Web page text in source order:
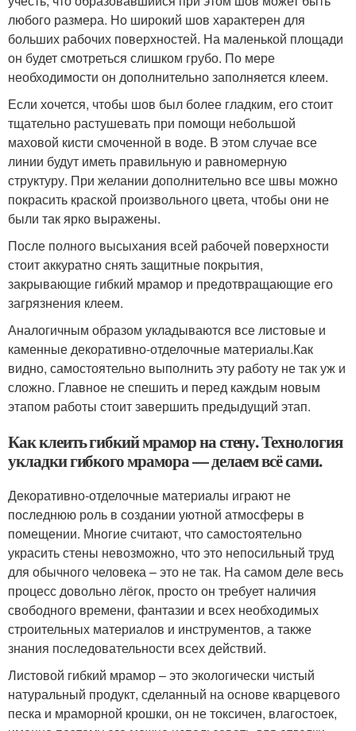
любого размера. Но широкий шов характерен для
больших рабочих поверхностей. На маленькой площади
он будет смотреться слишком грубо. По мере
необходимости он дополнительно заполняется клеем.
Если хочется, чтобы шов был более гладким, его стоит
тщательно растушевать при помощи небольшой
маховой кисти смоченной в воде. В этом случае все
линии будут иметь правильную и равномерную
структуру. При желании дополнительно все швы можно
покрасить краской произвольного цвета, чтобы они не
были так ярко выражены.
После полного высыхания всей рабочей поверхности
стоит аккуратно снять защитные покрытия,
закрывающие гибкий мрамор и предотвращающие его
загрязнения клеем.
Аналогичным образом укладываются все листовые и
каменные декоративно-отделочные материалы.Как
видно, самостоятельно выполнить эту работу не так уж и
сложно. Главное не спешить и перед каждым новым
этапом работы стоит завершить предыдущий этап.
Как клеить гибкий мрамор на стену. Технология
укладки гибкого мрамора — делаем всё сами.
Декоративно-отделочные материалы играют не
последнюю роль в создании уютной атмосферы в
помещении. Многие считают, что самостоятельно
украсить стены невозможно, что это непосильный труд
для обычного человека – это не так. На самом деле весь
процесс довольно лёгок, просто он требует наличия
свободного времени, фантазии и всех необходимых
строительных материалов и инструментов, а также
знания последовательности всех действий.
Листовой гибкий мрамор – это экологически чистый
натуральный продукт, сделанный на основе кварцевого
песка и мраморной крошки, он не токсичен, влагостоек,